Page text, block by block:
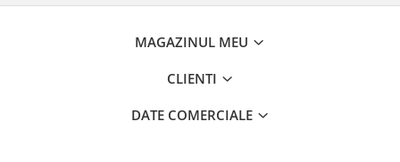
MAGAZINUL MEU
CLIENTI
DATE COMERCIALE